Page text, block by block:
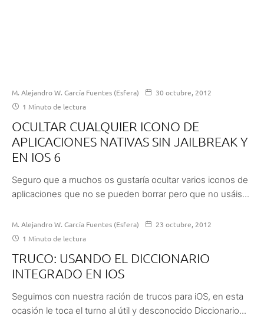
M. Alejandro W. García Fuentes (Esfera)
30 octubre, 2012
1 Minuto de lectura
OCULTAR CUALQUIER ICONO DE
APLICACIONES NATIVAS SIN JAILBREAK Y
EN IOS 6
Seguro que a muchos os gustaría ocultar varios iconos de
aplicaciones que no se pueden borrar pero que no usáis...
M. Alejandro W. García Fuentes (Esfera)
23 octubre, 2012
1 Minuto de lectura
TRUCO: USANDO EL DICCIONARIO
INTEGRADO EN IOS
Seguimos con nuestra ración de trucos para iOS, en esta
ocasión le toca el turno al útil y desconocido Diccionario...